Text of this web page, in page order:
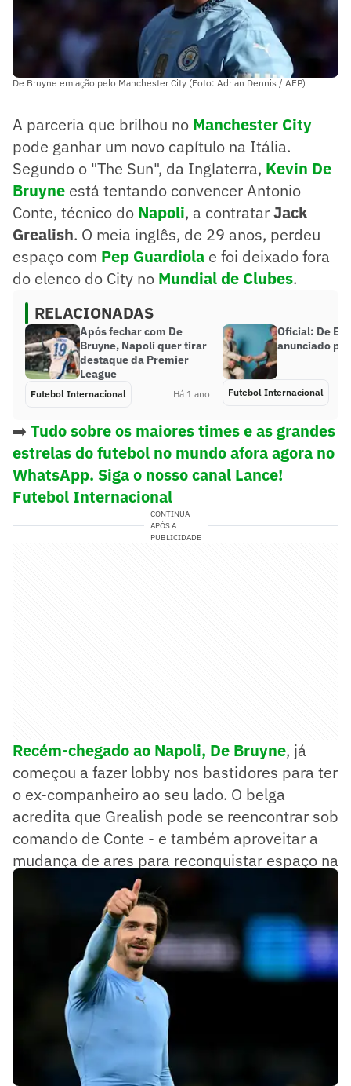
De Bruyne em ação pelo Manchester City (Foto: Adrian Dennis / AFP)
A parceria que brilhou no Manchester City
pode ganhar um novo capítulo na Itália.
Segundo o "The Sun", da Inglaterra, Kevin De
Bruyne está tentando convencer Antonio
Conte, técnico do Napoli, a contratarJack
Grealish. O meia inglês, de 29 anos, perdeu
espaço com Pep Guardiola e foi deixado fora
do elenco do City no Mundial de Clubes.
RELACIONADAS
Após fechar com De
Bruyne, Napoli quer tirar
destaque da Premier
League
Futebol Internacional Há 1 ano
Oficial: De
anunciado
Futebol Internacional
➡️ Tudo sobre os maiores times e as grandes
estrelas do futebol no mundo afora agora no
WhatsApp. Siga o nosso canal Lance!
Futebol Internacional
CONTINUA
APÓS A
PUBLICIDADE
Recém-chegado ao Napoli, De Bruyne, já
começou a fazer lobby nos bastidores para ter
o ex-companheiro ao seu lado. O belga
acredita que Grealish pode se reencontrar sob
comando de Conte - e também aproveitar a
mudança de ares para reconquistar espaço na
seleção inglesa.